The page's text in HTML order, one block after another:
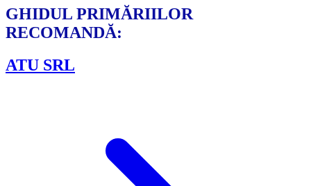
GHIDUL PRIMĂRIILOR
RECOMANDĂ:
ATU SRL